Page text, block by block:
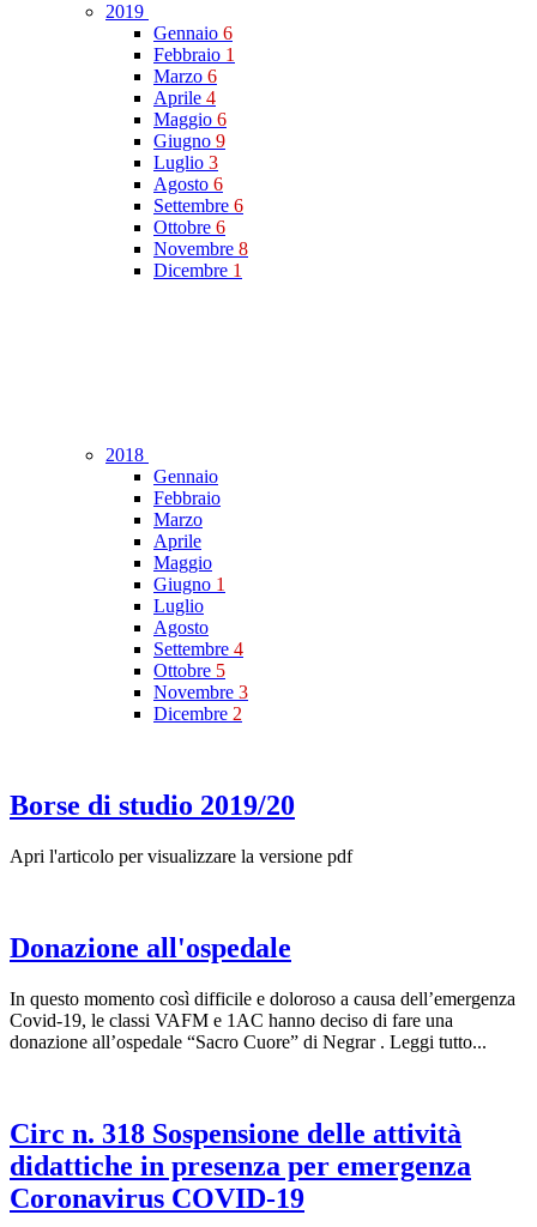
2019
Gennaio 6
Febbraio 1
Marzo 6
Aprile 4
Maggio 6
Giugno 9
Luglio 3
Agosto 6
Settembre 6
Ottobre 6
Novembre 8
Dicembre 1
2018
Gennaio
Febbraio
Marzo
Aprile
Maggio
Giugno 1
Luglio
Agosto
Settembre 4
Ottobre 5
Novembre 3
Dicembre 2
Borse di studio 2019/20
Apri l'articolo per visualizzare la versione pdf
Donazione all'ospedale
In questo momento così difficile e doloroso a causa dell’emergenza
Covid-19, le classi VAFM e 1AC hanno deciso di fare una
donazione all’ospedale “Sacro Cuore” di Negrar . Leggi tutto...
Circ n. 318 Sospensione delle attività
didattiche in presenza per emergenza
Coronavirus COVID-19